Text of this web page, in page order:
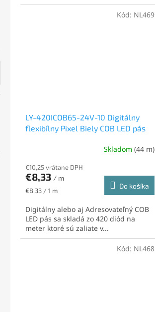
LY-420ICOB65-24V-10 Digitálny
flexibílny Pixel Biely COB LED pás
Skladom (44 m)
€10,25 vrátane DPH
€8,33 / m
Jednotková
€8,33 / 1 m
Do košíka
Digitálny alebo aj Adresovateľný COB
LED pás sa skladá zo 420 diód na
meter ktoré sú zaliate v...
Kód: NL469
Kód: NL468